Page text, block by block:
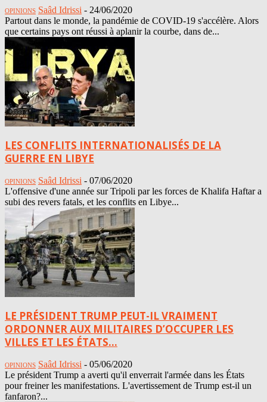
OPINIONS Saâd Idrissi - 24/06/2020
Partout dans le monde, la pandémie de COVID-19 s'accélère. Alors
que certains pays ont réussi à aplanir la courbe, dans de...
LES CONFLITS INTERNATIONALISÉS DE LA
GUERRE EN LIBYE
OPINIONS Saâd Idrissi - 07/06/2020
L'offensive d'une année sur Tripoli par les forces de Khalifa Haftar a
subi des revers fatals, et les conflits en Libye...
LE PRÉSIDENT TRUMP PEUT-IL VRAIMENT
ORDONNER AUX MILITAIRES D’OCCUPER LES
VILLES ET LES ÉTATS...
OPINIONS Saâd Idrissi - 05/06/2020
Le président Trump a averti qu'il enverrait l'armée dans les États
pour freiner les manifestations. L'avertissement de Trump est-il un
fanfaron?...